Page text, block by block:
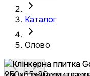
Каталог
Олово